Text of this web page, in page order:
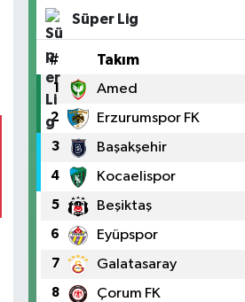
Süper Lig
# Takım
1 Amed
2 Erzurumspor FK
3 Başakşehir
4 Kocaelispor
5 Beşiktaş
6 Eyüpspor
7 Galatasaray
8 Çorum FK